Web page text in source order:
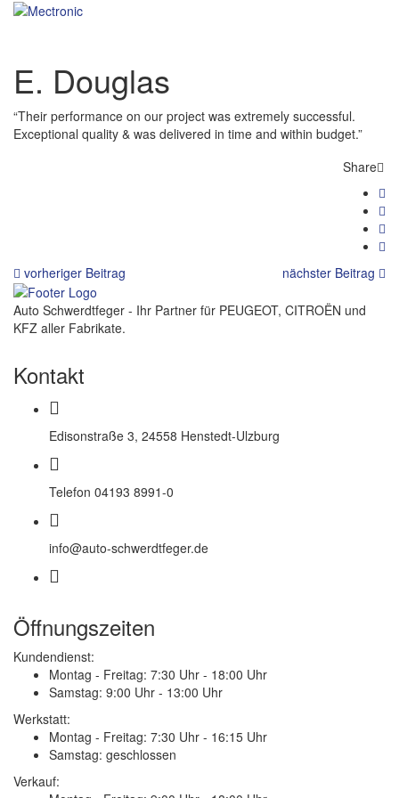
E. Douglas
“Their performance on our project was extremely successful.
Exceptional quality & was delivered in time and within budget.”
Share
vorheriger Beitrag nächster Beitrag
Auto Schwerdtfeger - Ihr Partner für PEUGEOT, CITROËN und
KFZ aller Fabrikate.
Kontakt
Edisonstraße 3, 24558 Henstedt-Ulzburg
Telefon 04193 8991-0
info@auto-schwerdtfeger.de
Öffnungszeiten
Kundendienst:
Montag - Freitag: 7:30 Uhr - 18:00 Uhr
Samstag: 9:00 Uhr - 13:00 Uhr
Werkstatt:
Montag - Freitag: 7:30 Uhr - 16:15 Uhr
Samstag: geschlossen
Verkauf: